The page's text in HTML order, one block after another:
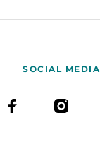
SOCIAL MEDIA